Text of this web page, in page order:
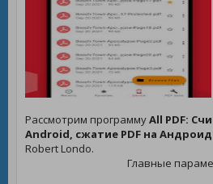
Рассмотрим программуAll PDF:
Android, сжатие PDF на Андроид
Robert Londo.
Главные